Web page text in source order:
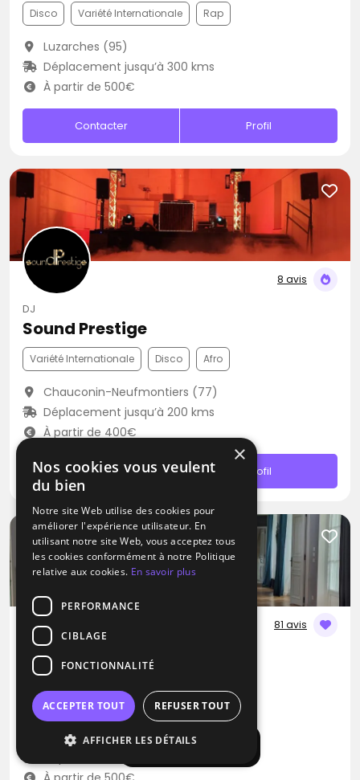
Afficher la carte
Disco Variété Internationale Rap
Luzarches (95)
Déplacement jusqu’à 300 kms
À partir de 500€
Contacter Profil
8 avis
DJ
Sound Prestige
Variété Internationale Disco Afro
Chauconin-Neufmontiers (77)
Déplacement jusqu’à 200 kms
À partir de 400€
Contacter Profil
81 avis
DJ
G-Max
Blues Pop Rap
Santeuil (95)
×
Nos cookies vous veulent
du bien
Notre site Web utilise des cookies pour
améliorer l'expérience utilisateur. En
utilisant notre site Web, vous acceptez tous
les cookies conformément à notre Politique
relative aux cookies. En savoir plus
PERFORMANCE
CIBLAGE
FONCTIONNALITÉ
ACCEPTER TOUT REFUSER TOUT
AFFICHER LES DÉTAILS